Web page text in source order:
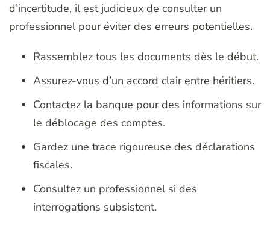
d’incertitude, il est judicieux de consulter un
professionnel pour éviter des erreurs potentielles.
Rassemblez tous les documents dès le début.
Assurez-vous d’un accord clair entre héritiers.
Contactez la banque pour des informations sur
le déblocage des comptes.
Gardez une trace rigoureuse des déclarations
fiscales.
Consultez un professionnel si des
interrogations subsistent.